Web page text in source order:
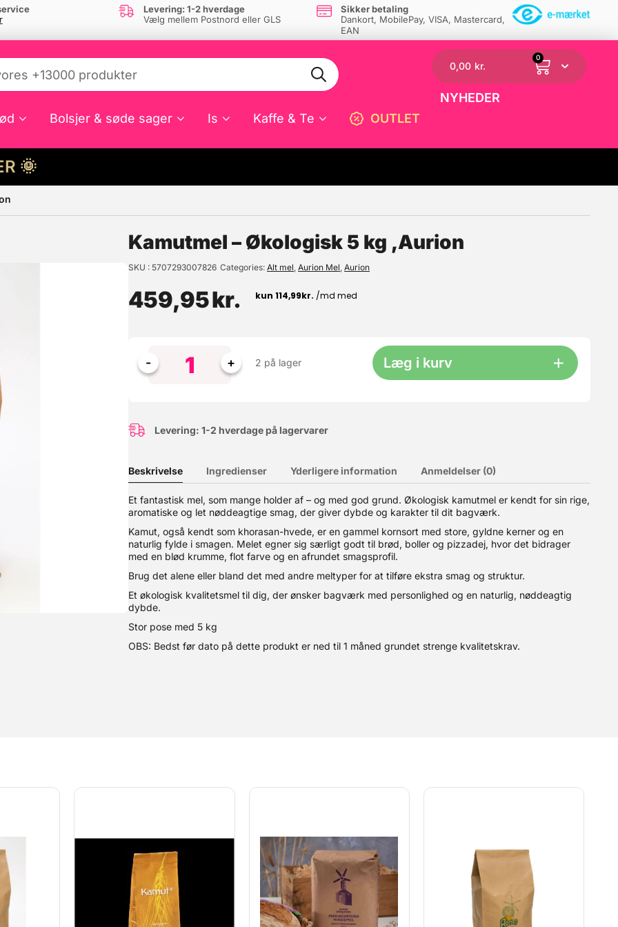
Levering: 1-2 hverdage
Vælg mellem Postnord eller GLS
Sikker betaling
Dankort, MobilePay, VISA, Mastercard,
EAN
Bolsjer & søde sager Is Kaffe & Te OUTLET
0,00 kr.
0
NYHEDER
🌞
din interesse?
hævekasse er skabt til den passionerede pizzabager. Her får du selve kassen samt et låg. Ekstra kasser kan bestilles HER.
behov for et låg til den øverste kasse. ? Perfekte hæveforhold – Ideel til 6-8 dejkugler pr. kasse (200-250 g hver).? Plads til hele
køleskab.? Stabelbare & praktiske – Designet til at stables, så du kun behøver låg på den øverste kasse.? Slidstærkt
Multifunktionelle – Perfekte til både pizzadej og opbevaring af andre fødevarer. ? Produceret i Italien Bemærk:
slutte 100% tæt - din dej skal kunne trække vejret. Farve: hvid kasse og semi-transparent låg. Materiale: PE plast
med fødevarer: Ja
☓
Kamutmel – Økologisk 5 kg ,Aurion
SKU 5707293007826 Categories Alt mel,Aurion Mel,Aurion
459,95kr.
2 på lager Læg i kurv
Levering: 1-2 hverdage på lagervarer
Beskrivelse Ingredienser Yderligere information Anmeldelser (0)
Et fantastisk mel, som mange holder af – og med god grund. Økologisk kamutmel er kendt for sin rige,
aromatiske og let nøddeagtige smag, der giver dybde og karakter til dit bagværk.
Kamut, også kendt som khorasan-hvede, er en gammel kornsort med store, gyldne kerner og en
naturlig fylde i smagen. Melet egner sig særligt godt til brød, boller og pizzadej, hvor det bidrager
med en blød krumme, flot farve og en afrundet smagsprofil.
Brug det alene eller bland det med andre meltyper for at tilføre ekstra smag og struktur.
Et økologisk kvalitetsmel til dig, der ønsker bagværk med personlighed og en naturlig, nøddeagtig
dybde.
Stor pose med 5 kg
OBS: Bedst før dato på dette produkt er ned til 1 måned grundet strenge kvalitetskrav.